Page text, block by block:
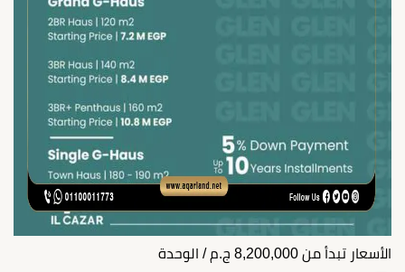
الأسعار تبدأ من 8,200,000 ج.م / الوحدة